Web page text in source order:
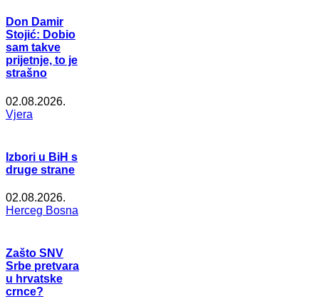
Don Damir
Stojić: Dobio
sam takve
prijetnje, to je
strašno
02.08.2026.
Vjera
Izbori u BiH s
druge strane
02.08.2026.
Herceg Bosna
Zašto SNV
Srbe pretvara
u hrvatske
crnce?